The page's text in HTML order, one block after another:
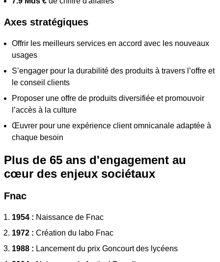
Axes stratégiques
Offrir les meilleurs services en accord avec les nouveaux
usages
S’engager pour la durabilité des produits à travers l’offre et
le conseil clients
Proposer une offre de produits diversifiée et promouvoir
l’accès à la culture
Œuvrer pour une expérience client omnicanale adaptée à
chaque besoin
Plus de 65 ans d'engagement au
cœur des enjeux sociétaux
Fnac
1954 : Naissance de Fnac
1972 : Création du labo Fnac
1988 : Lancement du prix Goncourt des lycéens